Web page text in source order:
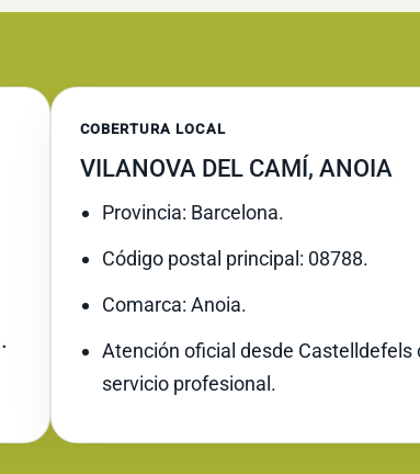
COBERTURA LOCAL
VILANOVA DEL CAMÍ, ANOIA
Provincia: Barcelona.
Código postal principal: 08788.
Comarca: Anoia.
Atención oficial desde
servicio profesional.